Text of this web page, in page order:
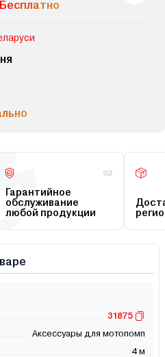
Бесплатно
02
Гарантийное
обслуживание
любой продукции
31875
Аксессуары для мотопомп
4 м